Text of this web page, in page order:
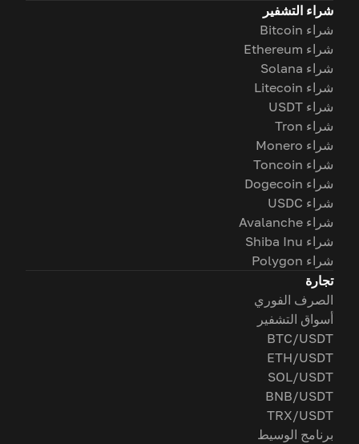
شراء التشفير
شراء Bitcoin
شراء Ethereum
شراء Solana
شراء Litecoin
شراء USDT
شراء Tron
شراء Monero
شراء Toncoin
شراء Dogecoin
شراء USDC
شراء Avalanche
شراء Shiba Inu
شراء Polygon
تجارة
الصرف الفوري
أسواق التشفير
BTC/USDT
ETH/USDT
SOL/USDT
BNB/USDT
TRX/USDT
برنامج الوسيط